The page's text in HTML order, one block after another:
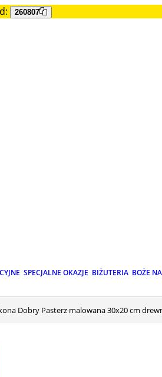
260807
SPECJALNE OKAZJE BIŻUTERIA BOŻE
Dobry Pasterz malowana 30x20 cm